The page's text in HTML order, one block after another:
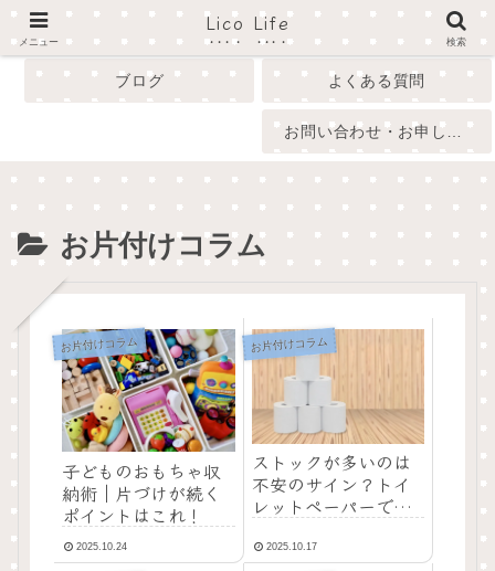
ブログ よくある質問
お片付けコラム
お片付けコラム
子どものおもちゃ収
納術｜片づけが続く
ポイントはこれ！
2025.10.24
お片付けコラム
ストックが多いのは
不安のサイン？トイ
レットペーパーでわ
係2025.10.17
メニュー
Lico Life
検索